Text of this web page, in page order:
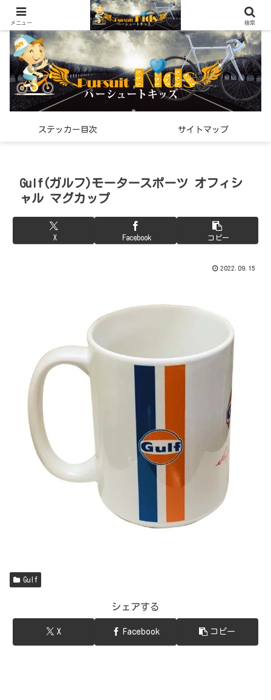
世界中で見つけた「希少なスポーツ雑貨」の紹介メディア
ステッカー目次 サイトマップ
Gulf(ガルフ)モータースポーツ オフィシ
ャル マグカップ
X Facebook コピー
2022.09.15
Gulf
シェアする
X Facebook コピー
メニュー 検索